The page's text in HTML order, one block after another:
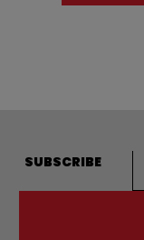
SUBSCRIBE